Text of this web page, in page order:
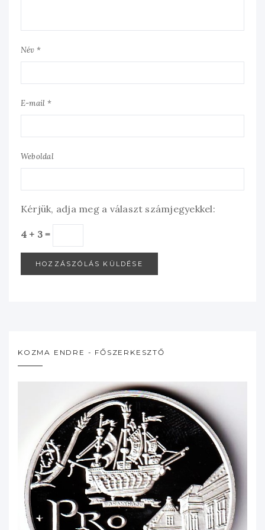
Név *
E-mail *
Weboldal
Kérjük, adja meg a választ számjegyekkel:
4 + 3 =
KOZMA ENDRE - FŐSZERKESZTŐ